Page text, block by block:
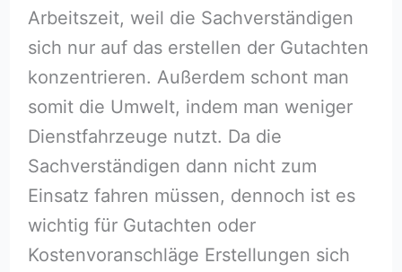
Arbeitszeit, weil die Sachverständigen
sich nur auf das erstellen der Gutachten
konzentrieren. Außerdem schont man
somit die Umwelt, indem man weniger
Dienstfahrzeuge nutzt. Da die
Sachverständigen dann nicht zum
Einsatz fahren müssen, dennoch ist es
wichtig für Gutachten oder
Kostenvoranschläge Erstellungen sich